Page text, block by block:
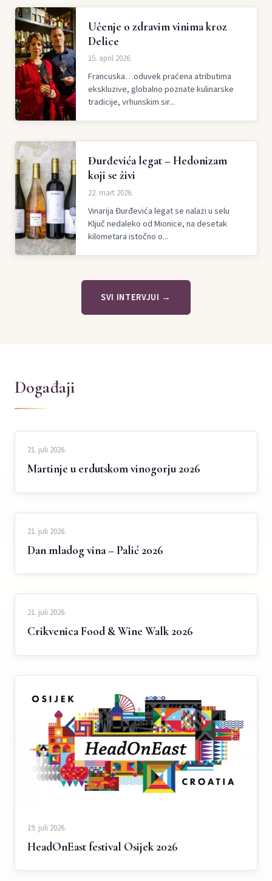
Učenje o zdravim vinima kroz
Delice
15. april 2026.
Francuska…oduvek praćena atributima
ekskluzive, globalno poznate kulinarske
tradicije, vrhunskim sir...
Đurđevića legat – Hedonizam
koji se živi
22. mart 2026.
Vinarija Đurđevića legat se nalazi u selu
Ključ nedaleko od Mionice, na desetak
kilometara istočno o...
SVI INTERVJUI →
Događaji
21. juli 2026.
Martinje u erdutskom vinogorju 2026
21. juli 2026.
Dan mladog vina – Palić 2026
21. juli 2026.
Crikvenica Food & Wine Walk 2026
19. juli 2026.
HeadOnEast festival Osijek 2026